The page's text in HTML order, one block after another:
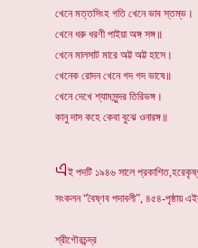
খেনে মত্তসিংহ গতি খেনে ভাব স্তম্ভ।
খেনে ধরু ধরণী পাইয়া অঙ্গ সঙ্গ॥
খেনে মালসাট মারে অট্ট অট্ট হাসে।
খেনেক রোদন খেনে গদ গদ ভাষে॥
খেনে দেখে শ্যামসুন্দর তিরিভঙ্গ।
কানু দাস কহে কেবা বুঝে ওনারঙ্গ॥
এই পদটি ১৯৪৬ সালে
সংকলন “বৈষ্ণব পদাবলী”, ৪৫৪-পৃষ্ঠায়
শ্রীগৌরচন্দ্র